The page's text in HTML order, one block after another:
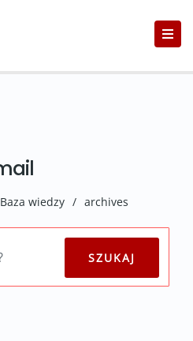
Baza wiedzy / archives